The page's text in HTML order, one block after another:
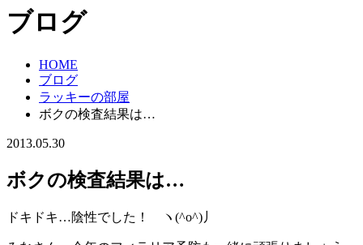
ブログ
HOME
ブログ
ラッキーの部屋
ボクの検査結果は…
2013.05.30
ボクの検査結果は…
ドキドキ…陰性でした！ ヽ(^o^)丿